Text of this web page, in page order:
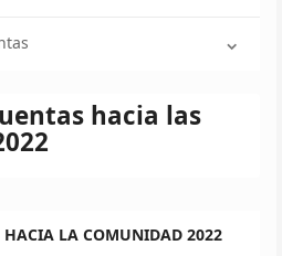
hacia las
HACIA LA COMUNIDAD 2022